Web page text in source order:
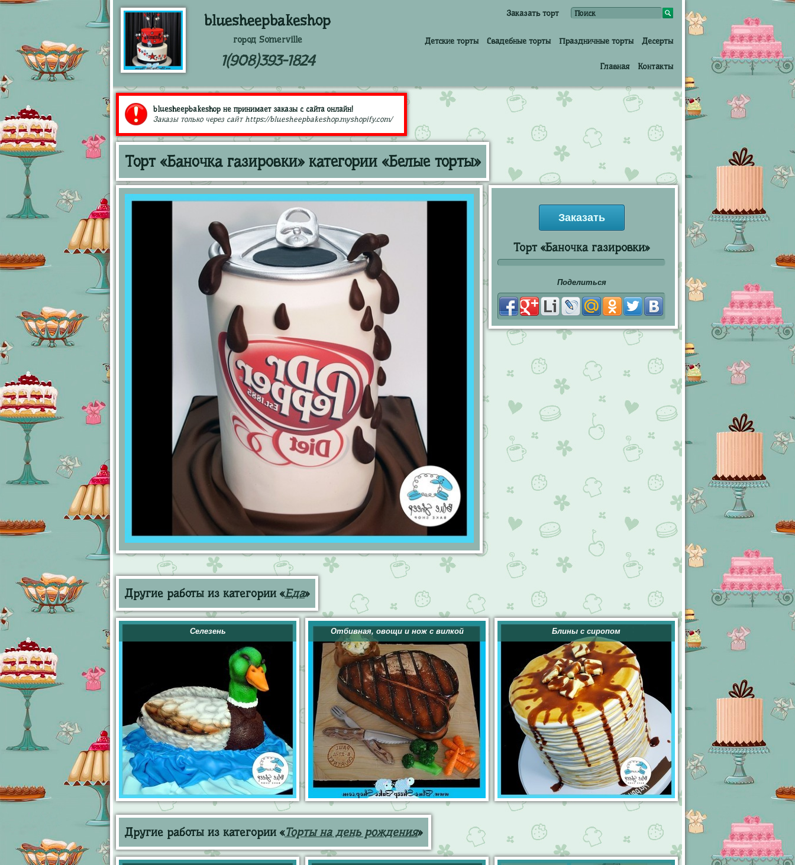
bluesheepbakeshop
город Somerville
1(908)393-1824
Заказать торт
Детские торты Свадебные торты Праздничные торты Десерты
Главная Контакты
bluesheepbakeshop не принимает заказы с сайта онлайн!
Заказы только через сайт https://bluesheepbakeshop.myshopify.com/
Торт «Баночка газировки» категории «Белые торты»
Заказать
Торт «Баночка газировки»
Поделиться
Другие работы из категории «Еда»
Селезень Отбивная, овощи и нож с вилкой Блины с сиропом
Другие работы из категории «Торты на день рождения»